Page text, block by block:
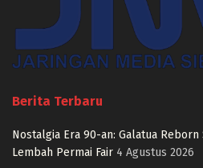
Berita Terbaru
Nostalgia Era 90-an: Galatua Reborn
Lembah Permai Fair 4 Agustus 2026